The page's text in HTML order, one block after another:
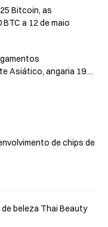
Bitcoin, as
a 12 de maio
Asiático, angaria 19,2
beleza Thai Beauty